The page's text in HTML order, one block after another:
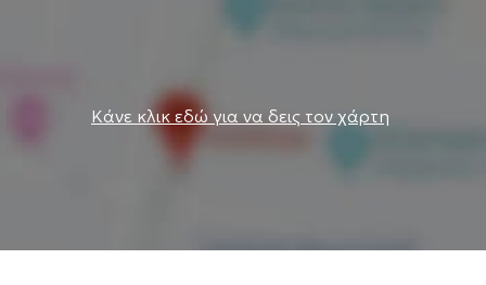
Κάνε κλικ εδώ για να δεις τον χάρτη